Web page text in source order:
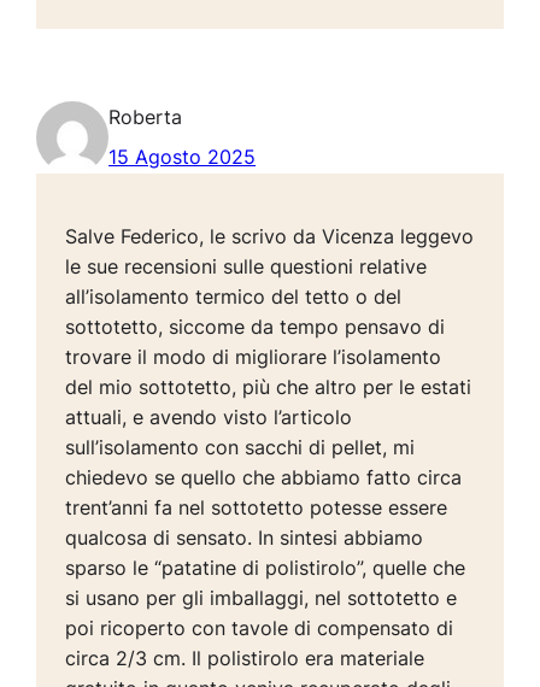
Roberta
15 Agosto 2025
Salve Federico, le scrivo da Vicenza leggevo
le sue recensioni sulle questioni relative
all’isolamento termico del tetto o del
sottotetto, siccome da tempo pensavo di
trovare il modo di migliorare l’isolamento
del mio sottotetto, più che altro per le estati
attuali, e avendo visto l’articolo
sull’isolamento con sacchi di pellet, mi
chiedevo se quello che abbiamo fatto circa
trent’anni fa nel sottotetto potesse essere
qualcosa di sensato. In sintesi abbiamo
sparso le “patatine di polistirolo”, quelle che
si usano per gli imballaggi, nel sottotetto e
poi ricoperto con tavole di compensato di
circa 2/3 cm. Il polistirolo era materiale